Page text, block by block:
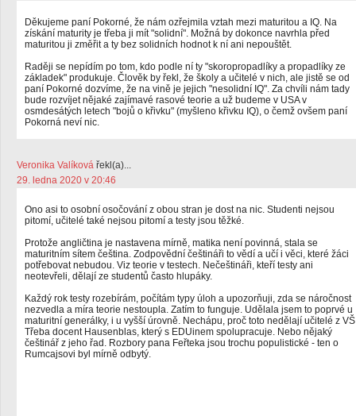
Děkujeme paní Pokorné, že nám ozřejmila vztah mezi maturitou a IQ. Na
získání maturity je třeba ji mít "solidní". Možná by dokonce navrhla před
maturitou ji změřit a ty bez solidních hodnot k ní ani nepouštět.
Raději se nepídím po tom, kdo podle ní ty "skoropropadlíky a propadlíky ze
základek" produkuje. Člověk by řekl, že školy a učitelé v nich, ale jistě se od
paní Pokorné dozvíme, že na vině je jejich "nesolidní IQ". Za chvíli nám tady
bude rozvíjet nějaké zajímavé rasové teorie a už budeme v USA v
osmdesátých letech "bojů o křivku" (myšleno křivku IQ), o čemž ovšem paní
Pokorná neví nic.
Veronika Valíková řekl(a)...
29. ledna 2020 v 20:46
Ono asi to osobní osočování z obou stran je dost na nic. Studenti nejsou
pitomí, učitelé také nejsou pitomí a testy jsou těžké.
Protože angličtina je nastavena mírně, matika není povinná, stala se
maturitním sítem čeština. Zodpovědní češtináři to vědí a učí i věci, které žáci
potřebovat nebudou. Viz teorie v testech. Nečeštináři, kteří testy ani
neotevřeli, dělají ze studentů často hlupáky.
Každý rok testy rozebírám, počítám typy úloh a upozorňuji, zda se náročnost
nezvedla a míra teorie nestoupla. Zatím to funguje. Udělala jsem to poprvé u
maturitní generálky, i u vyšší úrovně. Nechápu, proč toto nedělají učitelé z
Třeba docent Hausenblas, který s EDUinem spolupracuje. Nebo nějaký
češtinář z jeho řad. Rozbory pana Feřteka jsou trochu populistické - ten o
Rumcajsovi byl mírně odbytý.